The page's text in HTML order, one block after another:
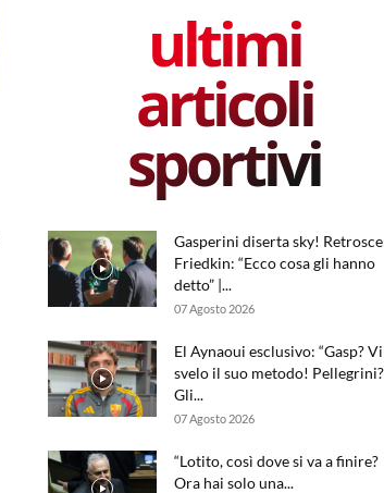
ultimi
articoli
sportivi
Gasperini diserta sky!
Friedkin: “Ecco cosa gli hanno
detto” |...
07 Agosto 2026
El Aynaoui esclusivo: “Gasp? Vi
svelo il suo metodo! Pellegrini?
Gli...
07 Agosto 2026
“Lotito, così dove si va a finire?
Ora hai solo una...